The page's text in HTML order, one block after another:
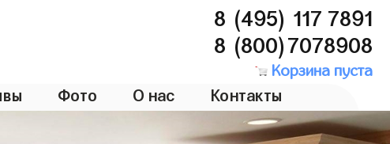
8 (495) 117 7891
8 (800)7078908
Корзина пуста
Фото О нас Контакты